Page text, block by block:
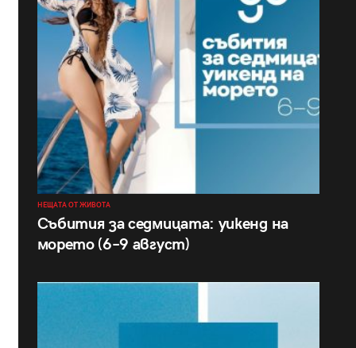
НЕЩАТА ОТ ЖИВОТА
Събития за седмицата: уикенд на
морето (6–9 август)